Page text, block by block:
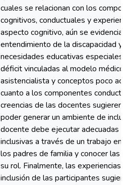
cuales se relacionan con los
cognitivos, conductuales y
aspecto cognitivo, aún se evidencia
entendimiento de la discapacidad y
necesidades educativas especiales
déficit vinculadas al modelo
asistencialista y conceptos poco
cuanto a los componentes
creencias de las docentes sugieren
poder generar un ambiente de
docente debe ejecutar adecuadas
inclusivas a través de un trabajo en
los padres de familia y conocer las
su rol. Finalmente, las experiencias
inclusión de las participantes